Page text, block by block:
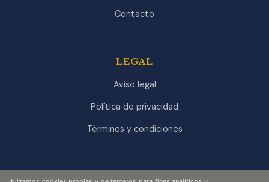
Contacto
LEGAL
Aviso legal
Política de privacidad
Términos y condiciones